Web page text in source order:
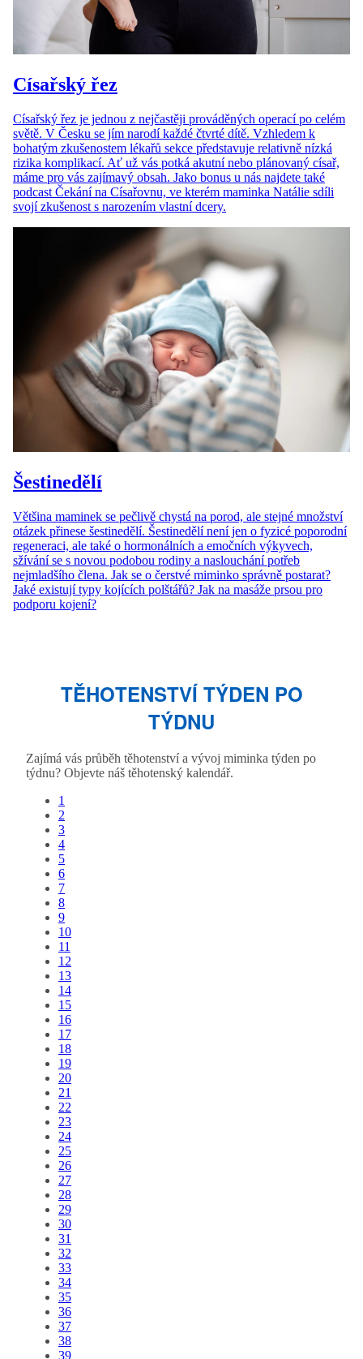
Císařský řez
Císařský řez je jednou z nejčastěji prováděných operací po celém
světě. V Česku se jím narodí každé čtvrté dítě. Vzhledem k
bohatým zkušenostem lékařů sekce představuje relativně nízká
rizika komplikací. Ať už vás potká akutní nebo plánovaný císař,
máme pro vás zajímavý obsah. Jako bonus u nás najdete také
podcast Čekání na Císařovnu, ve kterém maminka Natálie sdíli
svojí zkušenost s narozením vlastní dcery.
Šestinedělí
Většina maminek se pečlivě chystá na porod, ale stejné množství
otázek přinese šestinedělí. Šestinedělí není jen o fyzicé poporodní
regeneraci, ale také o hormonálních a emočních výkyvech,
sžívání se s novou podobou rodiny a naslouchání potřeb
nejmladšího člena. Jak se o čerstvé miminko správně postarat?
Jaké existují typy kojících polštářů? Jak na masáže prsou pro
podporu kojení?
TĚHOTENSTVÍ TÝDEN PO
TÝDNU
Zajímá vás průběh těhotenství a vývoj miminka týden po
týdnu? Objevte náš těhotenský kalendář.
1
2
3
4
5
6
7
8
9
10
11
12
13
14
15
16
17
18
19
20
21
22
23
24
25
26
27
28
29
30
31
32
33
34
35
36
37
38
39